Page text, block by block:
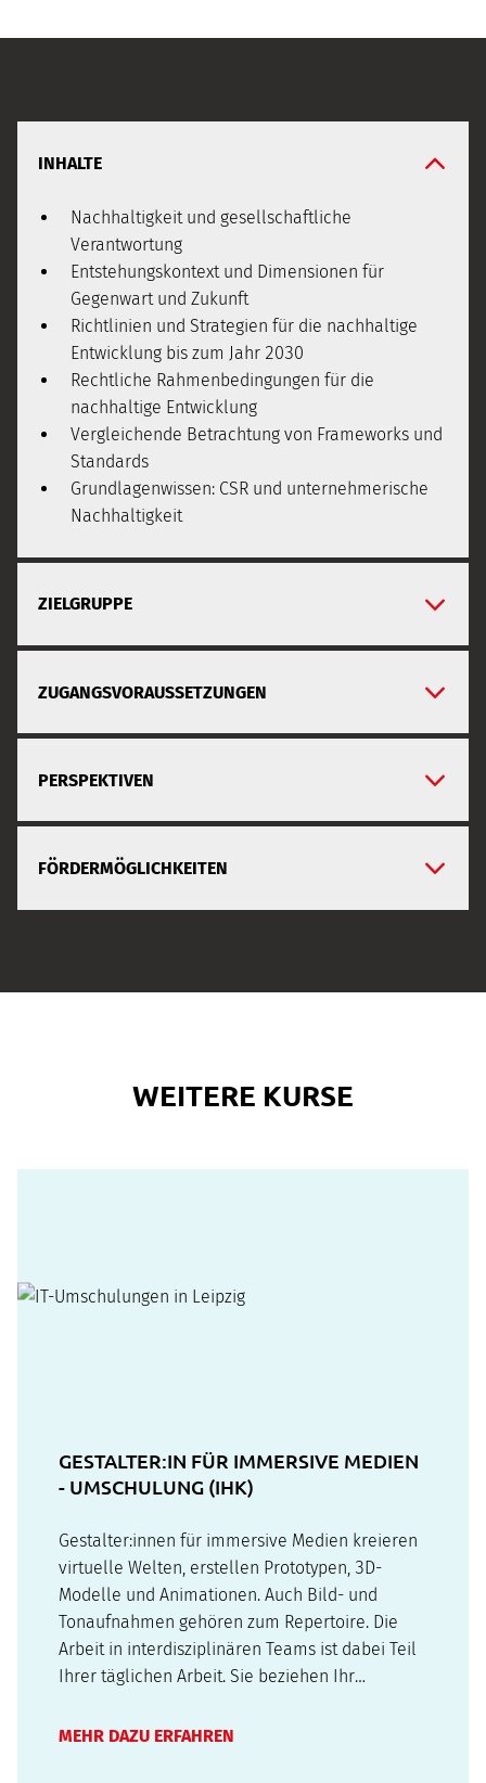
INHALTE
Nachhaltigkeit und gesellschaftliche
Verantwortung
Entstehungskontext und Dimensionen für
Gegenwart und Zukunft
Richtlinien und Strategien für die nachhaltige
Entwicklung bis zum Jahr 2030
Rechtliche Rahmenbedingungen für die
nachhaltige Entwicklung
Vergleichende Betrachtung von Frameworks und
Standards
Grundlagenwissen: CSR und unternehmerische
Nachhaltigkeit
ZIELGRUPPE
ZUGANGSVORAUSSETZUNGEN
PERSPEKTIVEN
FÖRDERMÖGLICHKEITEN
WEITERE KURSE
GESTALTER:IN FÜR IMMERSIVE MEDIEN
- UMSCHULUNG (IHK)
Gestalter:innen für immersive Medien kreieren
virtuelle Welten, erstellen Prototypen, 3D-
Modelle und Animationen. Auch Bild- und
Tonaufnahmen gehören zum Repertoire. Die
Arbeit in interdisziplinären Teams ist dabei Teil
Ihrer täglichen Arbeit. Sie beziehen Ihr
vermitteln ihnen Emotionen.Virtual Reality (VR),
MEHR DAZU ERFAHREN